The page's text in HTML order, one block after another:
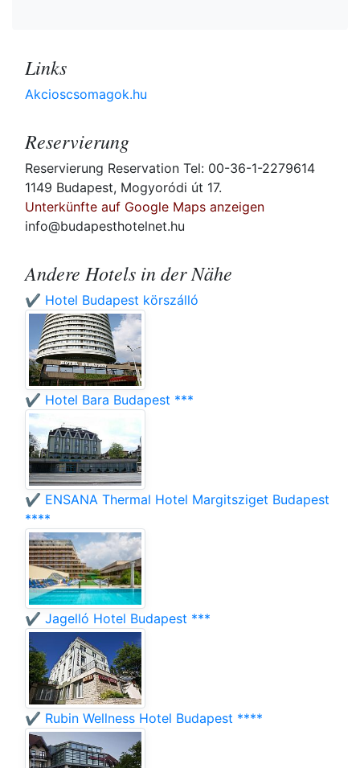
Links
Akcioscsomagok.hu
Reservierung
Reservierung Reservation Tel: 00-36-1-2279614
1149 Budapest, Mogyoródi út 17.
Unterkünfte auf Google Maps anzeigen
info@budapesthotelnet.hu
Andere Hotels in der Nähe
✔️ Hotel Budapest körszálló
✔️ Hotel Bara Budapest ***
✔️ ENSANA Thermal Hotel Margitsziget Budapest
****
✔️ Jagelló Hotel Budapest ***
✔️ Rubin Wellness Hotel Budapest ****